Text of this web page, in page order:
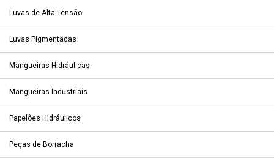
Luvas de Alta Tensão
Luvas Pigmentadas
Mangueiras Hidráulicas
Mangueiras Industriais
Papelões Hidráulicos
Peças de Borracha